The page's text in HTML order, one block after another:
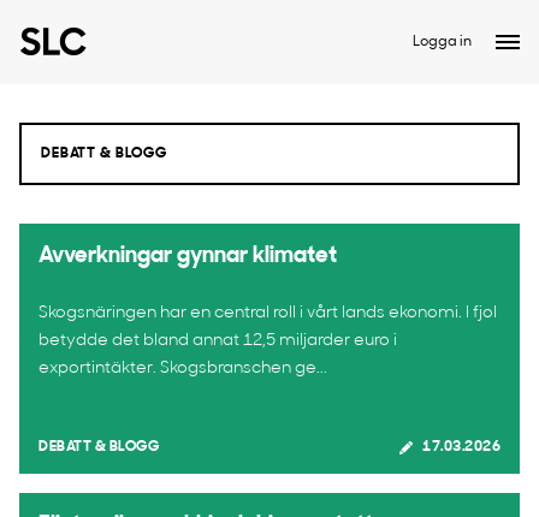
Logga in
Avverkningar gynnar klimatet
Skogsnäringen har en central roll i vårt lands ekonomi. I fjol
betydde det bland annat 12,5 miljarder euro i
exportintäkter. Skogsbranschen ge...
DEBATT & BLOGG 17.03.2026